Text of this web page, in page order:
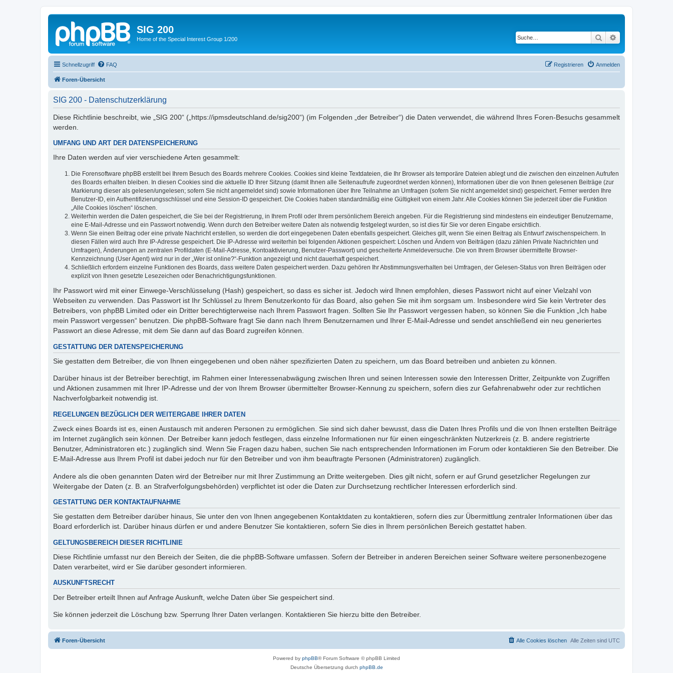
SIG 200
Home of the Special Interest Group 1/200 Suche
Schnellzugriff FAQ Anmelden
Registrieren
Foren-Übersicht
SIG 200 - Datenschutzerklärung
Diese Richtlinie beschreibt, wie „SIG 200“ („https://ipmsdeutschland.de/sig200“) (im Folgenden „der Betreiber“) die Daten verwendet, die während Ihres Foren-Besuchs gesammelt
werden.
UMFANG UND ART DER DATENSPEICHERUNG
Ihre Daten werden auf vier verschiedene Arten gesammelt:
Die Forensoftware phpBB erstellt bei Ihrem Besuch des Boards mehrere Cookies. Cookies sind kleine Textdateien, die Ihr Browser als temporäre Dateien ablegt und die zwischen den einzelnen Aufrufen
des Boards erhalten bleiben. In diesen Cookies sind die aktuelle ID Ihrer Sitzung (damit Ihnen alle Seitenaufrufe zugeordnet werden können), Informationen über die von Ihnen gelesenen Beiträge (zur
Markierung dieser als gelesen/ungelesen; sofern Sie nicht angemeldet sind) sowie Informationen über Ihre Teilnahme an Umfragen (sofern Sie nicht angemeldet sind) gespeichert. Ferner werden Ihre
Benutzer-ID, ein Authentifizierungsschlüssel und eine Session-ID gespeichert. Die Cookies haben standardmäßig eine Gültigkeit von einem Jahr. Alle Cookies können Sie jederzeit über die Funktion
„Alle Cookies löschen“ löschen.
Weiterhin werden die Daten gespeichert, die Sie bei der Registrierung, in Ihrem Profil oder Ihrem persönlichem Bereich angeben. Für die Registrierung sind mindestens ein eindeutiger Benutzername,
eine E-Mail-Adresse und ein Passwort notwendig. Wenn durch den Betreiber weitere Daten als notwendig festgelegt wurden, so ist dies für Sie vor deren Eingabe ersichtlich.
Wenn Sie einen Beitrag oder eine private Nachricht erstellen, so werden die dort eingegebenen Daten ebenfalls gespeichert. Gleiches gilt, wenn Sie einen Beitrag als Entwurf zwischenspeichern. In
diesen Fällen wird auch Ihre IP-Adresse gespeichert. Die IP-Adresse wird weiterhin bei folgenden Aktionen gespeichert: Löschen und Ändern von Beiträgen (dazu zählen Private Nachrichten und
Umfragen), Änderungen an zentralen Profildaten (E-Mail-Adresse, Kontoaktivierung, Benutzer-Passwort) und gescheiterte Anmeldeversuche. Die von Ihrem Browser übermittelte Browser-
Kennzeichnung (User Agent) wird nur in der „Wer ist online?“-Funktion angezeigt und nicht dauerhaft gespeichert.
Schließlich erfordern einzelne Funktionen des Boards, dass weitere Daten gespeichert werden. Dazu gehören Ihr Abstimmungsverhalten bei Umfragen, der Gelesen-Status von Ihren Beiträgen oder
explizit von Ihnen gesetzte Lesezeichen oder Benachrichtigungsfunktionen.
Ihr Passwort wird mit einer Einwege-Verschlüsselung (Hash) gespeichert, so dass es sicher ist. Jedoch wird Ihnen empfohlen, dieses Passwort nicht auf einer Vielzahl von
Webseiten zu verwenden. Das Passwort ist Ihr Schlüssel zu Ihrem Benutzerkonto für das Board, also gehen Sie mit ihm sorgsam um. Insbesondere wird Sie kein Vertreter des
Betreibers, von phpBB Limited oder ein Dritter berechtigterweise nach Ihrem Passwort fragen. Sollten Sie Ihr Passwort vergessen haben, so können Sie die Funktion „Ich habe
mein Passwort vergessen“ benutzen. Die phpBB-Software fragt Sie dann nach Ihrem Benutzernamen und Ihrer E-Mail-Adresse und sendet anschließend ein neu generiertes
Passwort an diese Adresse, mit dem Sie dann auf das Board zugreifen können.
GESTATTUNG DER DATENSPEICHERUNG
Sie gestatten dem Betreiber, die von Ihnen eingegebenen und oben näher spezifizierten Daten zu speichern, um das Board betreiben und anbieten zu können.
Darüber hinaus ist der Betreiber berechtigt, im Rahmen einer Interessenabwägung zwischen Ihren und seinen Interessen sowie den Interessen Dritter, Zeitpunkte von Zugriffen
und Aktionen zusammen mit Ihrer IP-Adresse und der von Ihrem Browser übermittelter Browser-Kennung zu speichern, sofern dies zur Gefahrenabwehr oder zur rechtlichen
Nachverfolgbarkeit notwendig ist.
REGELUNGEN BEZÜGLICH DER WEITERGABE IHRER DATEN
Zweck eines Boards ist es, einen Austausch mit anderen Personen zu ermöglichen. Sie sind sich daher bewusst, dass die Daten Ihres Profils und die von Ihnen erstellten Beiträge
im Internet zugänglich sein können. Der Betreiber kann jedoch festlegen, dass einzelne Informationen nur für einen eingeschränkten Nutzerkreis (z. B. andere registrierte
Benutzer, Administratoren etc.) zugänglich sind. Wenn Sie Fragen dazu haben, suchen Sie nach entsprechenden Informationen im Forum oder kontaktieren Sie den Betreiber. Die
E-Mail-Adresse aus Ihrem Profil ist dabei jedoch nur für den Betreiber und von ihm beauftragte Personen (Administratoren) zugänglich.
Andere als die oben genannten Daten wird der Betreiber nur mit Ihrer Zustimmung an Dritte weitergeben. Dies gilt nicht, sofern er auf Grund gesetzlicher Regelungen zur
Weitergabe der Daten (z. B. an Strafverfolgungsbehörden) verpflichtet ist oder die Daten zur Durchsetzung rechtlicher Interessen erforderlich sind.
GESTATTUNG DER KONTAKTAUFNAHME
Sie gestatten dem Betreiber darüber hinaus, Sie unter den von Ihnen angegebenen Kontaktdaten zu kontaktieren, sofern dies zur Übermittlung zentraler Informationen über das
Board erforderlich ist. Darüber hinaus dürfen er und andere Benutzer Sie kontaktieren, sofern Sie dies in Ihrem persönlichen Bereich gestattet haben.
GELTUNGSBEREICH DIESER RICHTLINIE
Diese Richtlinie umfasst nur den Bereich der Seiten, die die phpBB-Software umfassen. Sofern der Betreiber in anderen Bereichen seiner Software weitere personenbezogene
Daten verarbeitet, wird er Sie darüber gesondert informieren.
AUSKUNFTSRECHT
Der Betreiber erteilt Ihnen auf Anfrage Auskunft, welche Daten über Sie gespeichert sind.
Sie können jederzeit die Löschung bzw. Sperrung Ihrer Daten verlangen. Kontaktieren Sie hierzu bitte den Betreiber.
Foren-Übersicht Alle Zeiten sind UTC
Alle Cookies löschen
Powered by phpBB® Forum Software © phpBB Limited
Deutsche Übersetzung durch phpBB.de